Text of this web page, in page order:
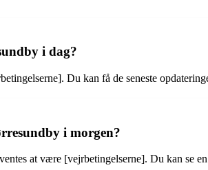
i dag?
Du kan få de seneste
i morgen?
at være [vejrbetingelserne]. Du kan se